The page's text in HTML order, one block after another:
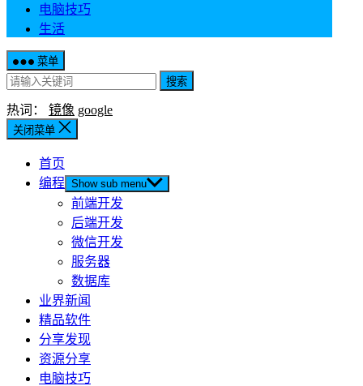
电脑技巧
生活
菜单
搜索
热词： 镜像 google
关闭菜单
首页
编程 Show sub menu
前端开发
后端开发
微信开发
服务器
数据库
业界新闻
精品软件
分享发现
资源分享
电脑技巧